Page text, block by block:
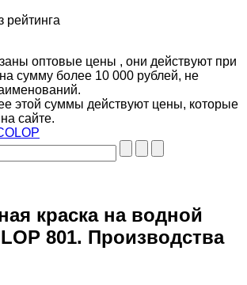
рейтинга
оптовые цены , они действуют при
сумму более 10 000 рублей, не
этой суммы действуют цены, которые
сайте.
краска на водной
801. Производства